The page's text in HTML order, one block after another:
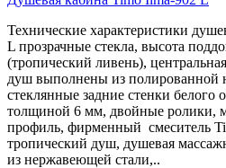
Технические характеристики
L прозрачные стекла, высота
(тропический ливень),
душ выполнены из полированной
стеклянные задние стенки белого
толщиной 6 мм, двойные ролики,
профиль, фирменный смеситель
тропический душ, душевая
из нержавеющей стали,..